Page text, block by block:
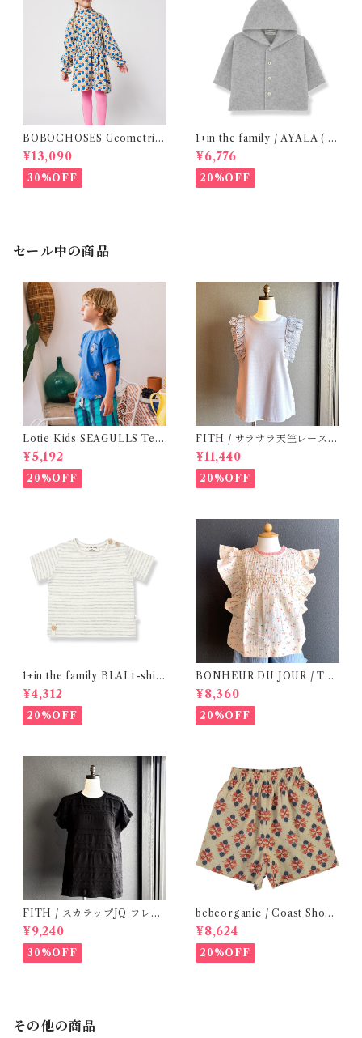
BOBOCHOSES Geometric
Scacs all over dress / 4-8Y
¥13,090
30%OFF
1+in the family / AYALA ( 2
4m )
¥6,776
20%OFF
セール中の商品
Lotie Kids SEAGULLS Tee
(12m- 8Y)
¥5,192
20%OFF
FITH / サラサラ天竺レースT
シャツ (BL) / 145・155
¥11,440
20%OFF
1+in the family BLAI t-shirt
(Grey)
¥4,312
20%OFF
BONHEUR DU JOUR / TO
SCANE BlOUSE (Rose 2~6
Y)
¥8,360
20%OFF
FITH / スカラップJQ フレン
チスリーブTシャツ (Black) /
Size 1・2
¥9,240
30%OFF
bebeorganic / Coast Short
s Under The Sea ( 3・５Y)
¥8,624
20%OFF
その他の商品